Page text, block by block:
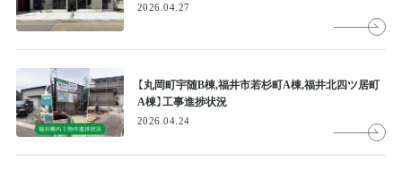
2026.04.27
【丸岡町宇随B棟,福井市若杉町A棟,福井北四ツ居町
A棟】工事進捗状況
2026.04.24